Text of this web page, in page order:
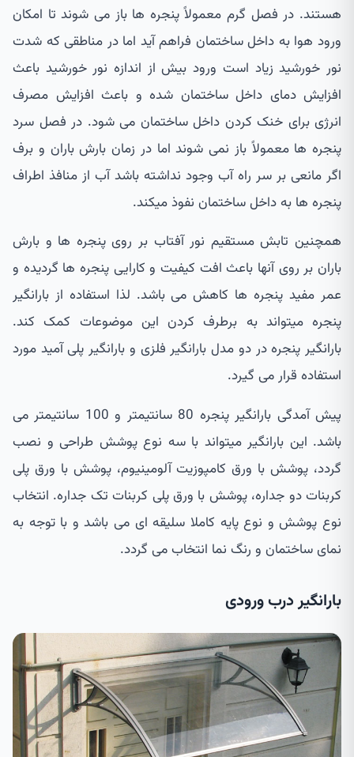
هستند. در فصل گرم معمولاً پنجره ها باز می شوند تا امکان
ورود هوا به داخل ساختمان فراهم آید اما در مناطقی که شدت
نور خورشید زیاد است ورود بیش از اندازه نور خورشید باعث
افزایش دمای داخل ساختمان شده و باعث افزایش مصرف
انرژی برای خنک کردن داخل ساختمان می شود. در فصل سرد
پنجره ها معمولاً باز نمی شوند اما در زمان بارش باران و برف
اگر مانعی بر سر راه آب وجود نداشته باشد آب از منافذ اطراف
پنجره ها به داخل ساختمان نفوذ میکند.
همچنین تابش مستقیم نور آفتاب بر روی پنجره ها و بارش
باران بر روی آنها باعث افت کیفیت و کارایی پنجره ها گردیده و
عمر مفید پنجره ها کاهش می باشد. لذا استفاده از بارانگیر
پنجره میتواند به برطرف کردن این موضوعات کمک کند.
بارانگیر پنجره در دو مدل بارانگیر فلزی و بارانگیر پلی آمید مورد
استفاده قرار می گیرد.
پیش آمدگی بارانگیر پنجره 80 سانتیمتر و 100 سانتیمتر می
باشد. این بارانگیر میتواند با سه نوع پوشش طراحی و نصب
گردد، پوشش با ورق کامپوزیت آلومینیوم، پوشش با ورق پلی
کربنات دو جداره، پوشش با ورق پلی کربنات تک جداره. انتخاب
نوع پوشش و نوع پایه کاملا سلیقه ای می باشد و با توجه به
نمای ساختمان و رنگ نما انتخاب می گردد.
بارانگیر درب ورودی